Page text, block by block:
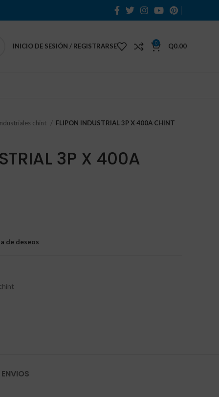
INICIO DE SESIÓN / REGISTRARSE 0 Q0.00
chint FLIPON INDUSTRIAL 3P X 400A CHINT
3P X 400A
de deseos